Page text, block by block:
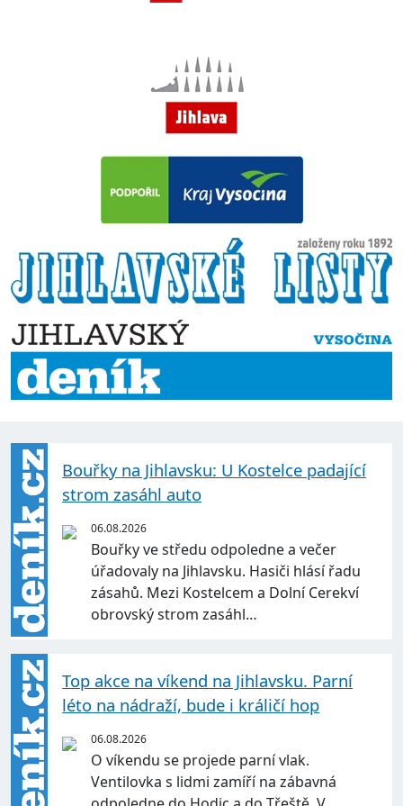
Bouřky na Jihlavsku: U Kostelce padající
strom zasáhl auto
06.08.2026
Bouřky ve středu odpoledne a večer
úřadovaly na Jihlavsku. Hasiči hlásí řadu
zásahů. Mezi Kostelcem a Dolní Cerekví
obrovský strom zasáhl…
Top akce na víkend na Jihlavsku. Parní
léto na nádraží, bude i králičí hop
06.08.2026
O víkendu se projede parní vlak.
Ventilovka s lidmi zamíří na zábavná